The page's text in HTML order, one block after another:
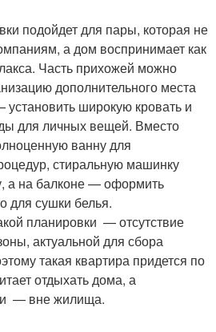
подойдет для пары, которая не
а дом воспринимает как
Часть прихожей можно
дополнительного места
широкую кровать и
для личных вещей. Вместо
ванну для
стиральную машинку
а на балконе — оформить
для сушки белья.
планировки — отсутствие
актуальной для сбора
такая квартира придется по
отдыхать дома, а
— вне жилища.